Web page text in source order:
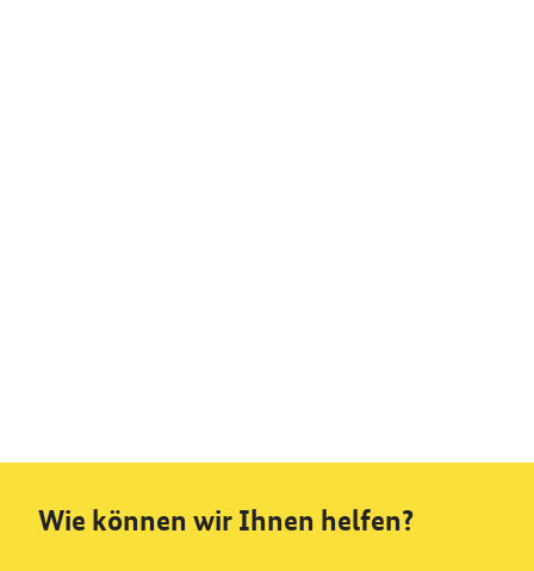
Wie können wir Ihnen helfen?